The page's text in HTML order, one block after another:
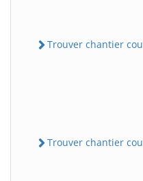
Trouver chantier
Trouver chantier